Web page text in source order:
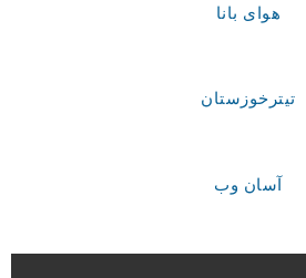
هوای بانا
تیترخوزستان
آسان وب